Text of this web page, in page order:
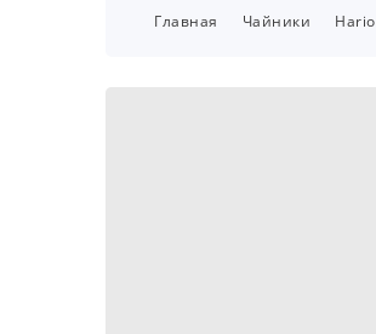
Главная Чайники Hario